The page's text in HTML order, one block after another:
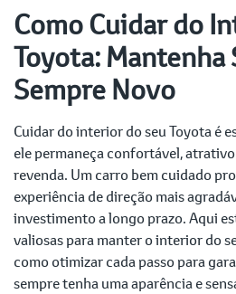
Como Cuidar do
Toyota: Mantenha
Sempre Novo
Cuidar do interior do seu Toyota é
ele permaneça confortável,
revenda. Um carro bem cuidado
experiência de direção mais
investimento a longo prazo. Aqui
valiosas para manter o interior do
como otimizar cada passo para
sempre tenha uma aparência e